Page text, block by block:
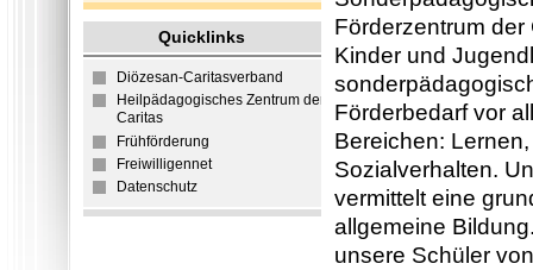
Quicklinks
Diözesan-Caritasverband
Heilpädagogisches Zentrum der
Caritas
Frühförderung
Freiwilligennet
Datenschutz
Förderzentrum der
Kinder und
Förderbedarf vor
Bereichen:
Sozialverhalten.
vermittelt eine
allgemeine
unsere Schüler